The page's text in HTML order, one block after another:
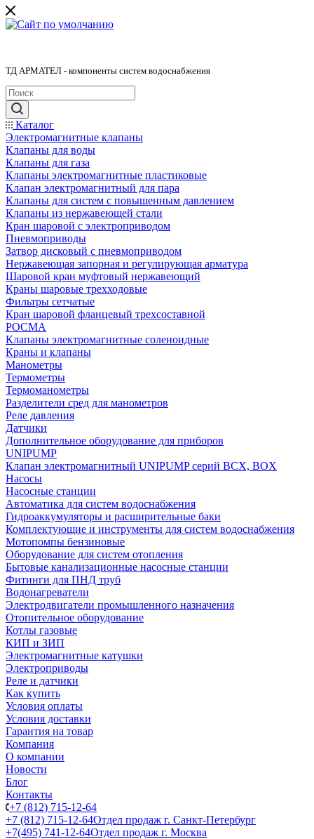
ТД АРМАТЕЛ - компоненты систем водоснабжения
Каталог
Электромагнитные клапаны
Клапаны для воды
Клапаны для газа
Клапаны электромагнитные пластиковые
Клапан электромагнитный для пара
Клапаны для систем с повышенным давлением
Клапаны из нержавеющей стали
Кран шаровой с электроприводом
Пневмоприводы
Затвор дисковый с пневмоприводом
Нержавеющая запорная и регулирующая арматура
Шаровой кран муфтовый нержавеющий
Краны шаровые трехходовые
Фильтры сетчатые
Кран шаровой фланцевый трехсоставной
РОСМА
Клапаны электромагнитные соленоидные
Краны и клапаны
Манометры
Термометры
Термоманометры
Разделители сред для манометров
Реле давления
Датчики
Дополнительное оборудование для приборов
UNIPUMP
Клапан электромагнитный UNIPUMP серий BCX, BOX
Насосы
Насосные станции
Автоматика для систем водоснабжения
Гидроаккумуляторы и расширительные баки
Комплектующие и инструменты для систем водоснабжения
Мотопомпы бензиновые
Оборудование для систем отопления
Бытовые канализационные насосные станции
Фитинги для ПНД труб
Водонагреватели
Электродвигатели промышленного назначения
Отопительное оборудование
Котлы газовые
КИП и ЗИП
Электромагнитные катушки
Электроприводы
Реле и датчики
Как купить
Условия оплаты
Условия доставки
Гарантия на товар
Компания
О компании
Новости
Блог
Контакты
+7 (812) 715-12-64
+7 (812) 715-12-64Отдел продаж г. Санкт-Петербург
+7(495) 741-12-64Отдел продаж г. Москва